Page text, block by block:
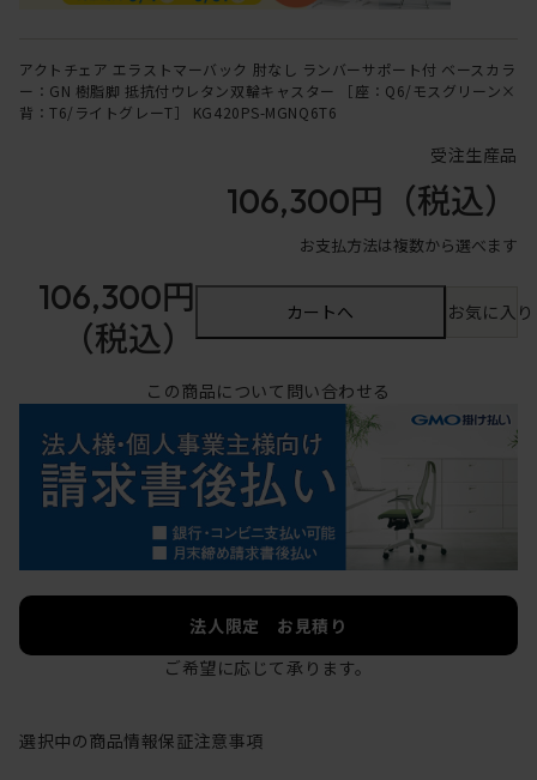
アクトチェア エラストマーバック 肘なし ランバーサポート付 ベースカラ
ー：GN 樹脂脚 抵抗付ウレタン双輪キャスター ［座：Q6/モスグリーン×
背：T6/ライトグレーT］ KG420PS-MGNQ6T6
受注生産品
106,300円 （税込）
お支払方法は複数から選べます
106,300円
（税込）
カートへ お気に入
この商品について問い合わせる
法人限定 お見積り
ご希望に応じて承ります。
選択中の商品情報保証注意事項